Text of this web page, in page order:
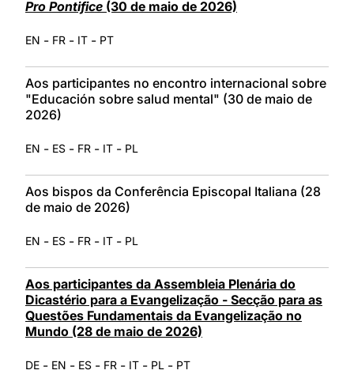
Pro Pontifice (30 de maio de 2026)
EN - FR - IT - PT
Aos participantes no encontro internacional sobre
"Educación sobre salud mental" (30 de maio de
2026)
EN - ES - FR - IT - PL
Aos bispos da Conferência Episcopal Italiana (28
de maio de 2026)
EN - ES - FR - IT - PL
Aos participantes da Assembleia Plenária do
Dicastério para a Evangelização - Secção para as
Questões Fundamentais da Evangelização no
Mundo (28 de maio de 2026)
DE - EN - ES - FR - IT - PL - PT